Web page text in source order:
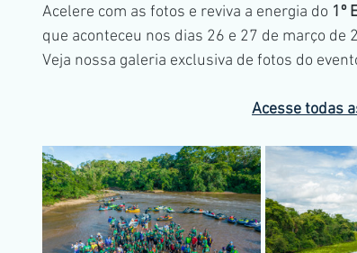
Transmissão Ao Vivo Ramo Imobiliário Publicidade
Acelere com as fotos e reviva a energia do 1º
que aconteceu nos dias 26 e 27 de março de
Veja nossa galeria exclusiva de fotos do
Acesse todas